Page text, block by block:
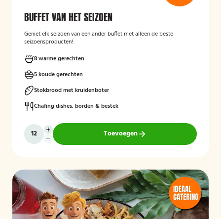
BUFFET VAN HET SEIZOEN
Geniet elk seizoen van een ander buffet met alleen de beste
seizoensproducten!
8 warme gerechten
5 koude gerechten
Stokbrood met kruidenboter
Chafing dishes, borden & bestek
Toevoegen